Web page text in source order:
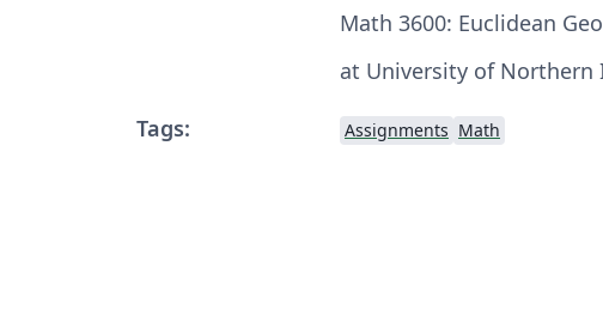
Math 3600: Euclidean
at University of Northern
Tags:
Assignments Math